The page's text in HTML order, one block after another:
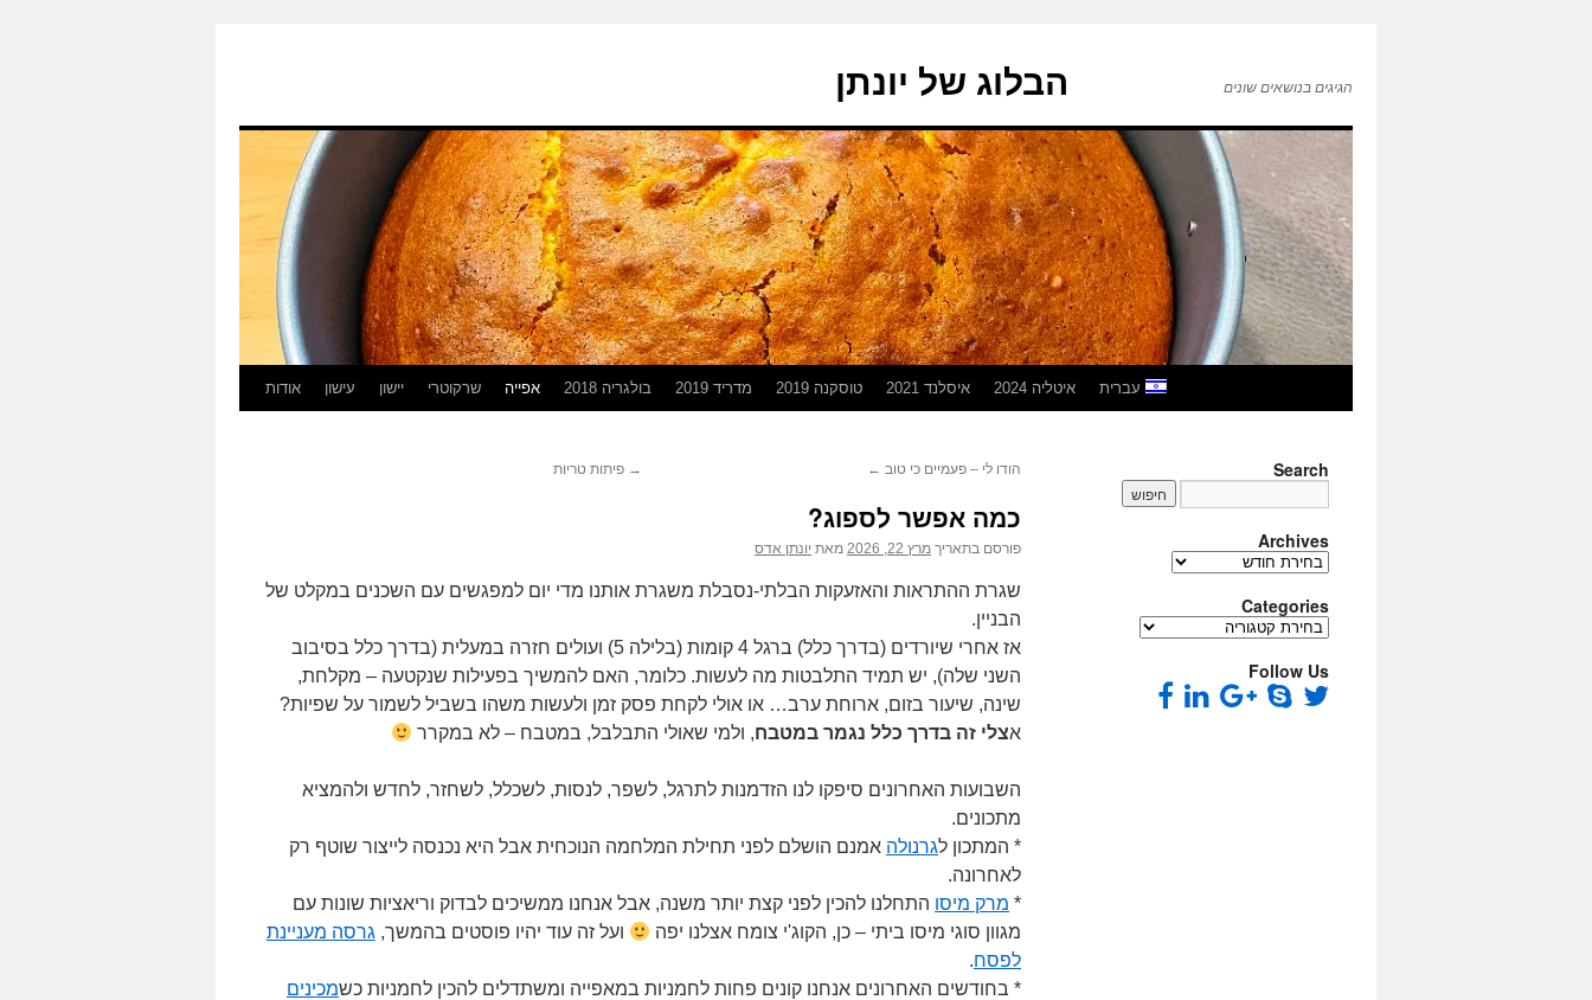
הבלוג של יונתן הגיגים בנושאים שונים
אודות עישון יישון שרקוטרי אפייה בולגריה 2018 מדריד 2019 טוסקנה 2019 איסלנד 2021 איטליה 2024 עברית
→ פיתות טריות הודו לי – פעמיים כי טוב ←
כמה אפשר לספוג?
פורסם בתאריך מרץ 22, 2026 מאת יונתן אדס
שגרת ההתראות והאזעקות הבלתי-נסבלת משגרת אותנו מדי יום למפגשים עם השכנים במקלט של
הבניין.
אז אחרי שיורדים (בדרך כלל) ברגל 4 קומות (בלילה 5) ועולים חזרה במעלית (בדרך כלל בסיבוב
השני שלה), יש תמיד התלבטות מה לעשות. כלומר, האם להמשיך בפעילות שנקטעה – מקלחת,
שינה, שיעור בזום, ארוחת ערב… או אולי לקחת פסק זמן ולעשות משהו בשביל לשמור על שפיות?
אצלי זה בדרך כלל נגמר במטבח, ולמי שאולי התבלבל, במטבח – לא במקרר
השבועות האחרונים סיפקו לנו הזדמנות לתרגל, לשפר, לנסות, לשכלל, לשחזר, לחדש ולהמציא
מתכונים.
* המתכון לגרנולה אמנם הושלם לפני תחילת המלחמה הנוכחית אבל היא נכנסה לייצור שוטף רק
לאחרונה.
* מרק מיסו התחלנו להכין לפני קצת יותר משנה, אבל אנחנו ממשיכים לבדוק וריאציות שונות עם
מגוון סוגי מיסו ביתי – כן, הקוג'י צומח אצלנו יפה
ועל זה עוד יהיו פוסטים בהמשך, גרסה מעניינת
לפסח.
* בחודשים האחרונים אנחנו קונים פחות לחמניות במאפייה ומשתדלים להכין לחמניות כשמכינים
Search
Archives
Archives
Categories
Categories
Follow Us